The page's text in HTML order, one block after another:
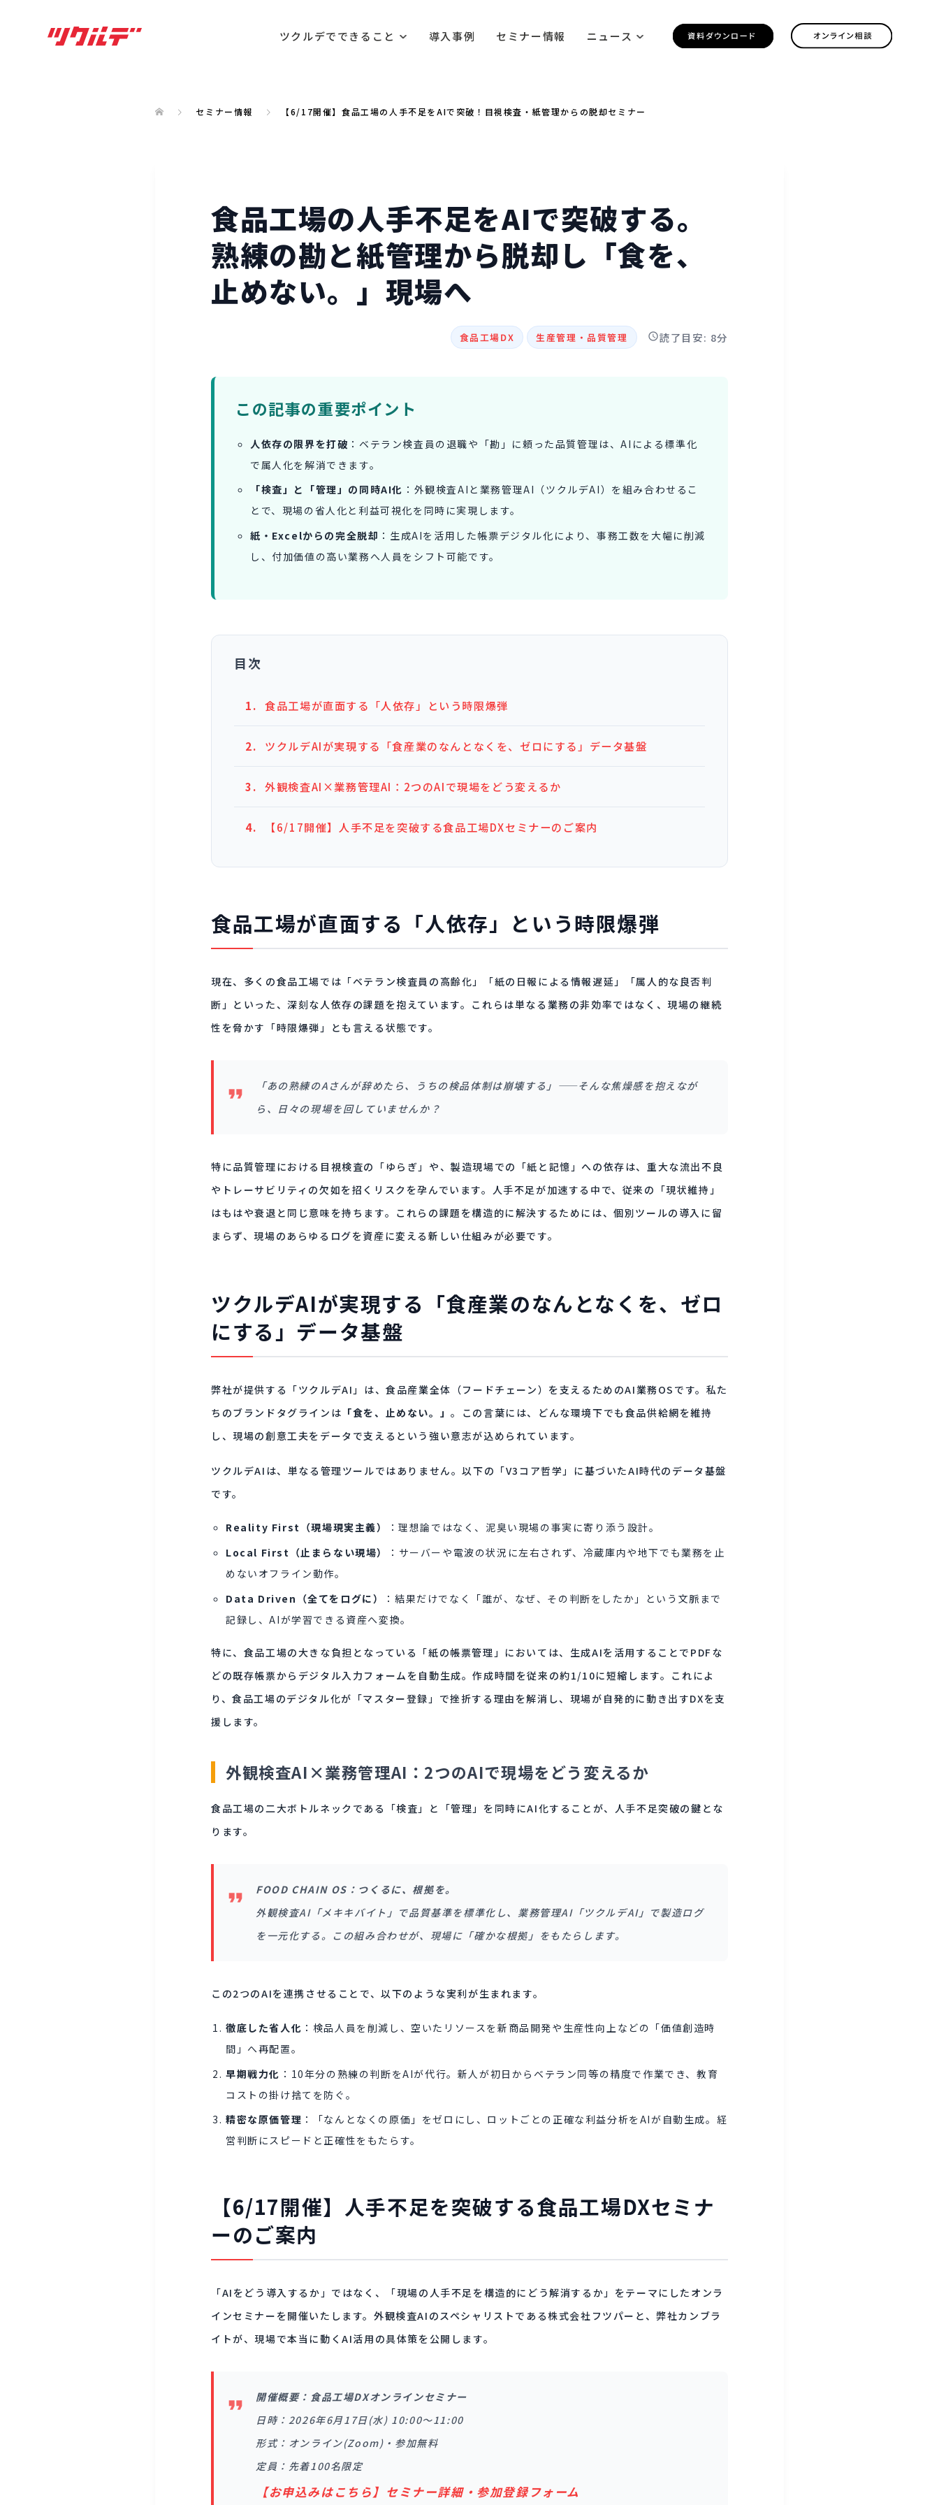
ツクルデでできること 導入事例 セミナー情報 ニュース
セミナー情報 【6/17開催】食品工場の人手不足をAIで突破！目視検査・紙管理からの脱却セミナー
食品工場の人手不足をAIで突破する。
熟練の勘と紙管理から脱却し「食を、
止めない。」現場へ
食品工場DX 生産管理・品質管理 読了目安: 8分
この記事の重要ポイント
人依存の限界を打破 ：ベテラン検査員の退職や「勘」に頼った品質管理は、AIによる標準化
で属人化を解消できます。
「検査」と「管理」の同時AI化 ：外観検査AIと業務管理AI（ツクルデAI）を組み合わせるこ
とで、現場の省人化と利益可視化を同時に実現します。
紙・Excelからの完全脱却 ：生成AIを活用した帳票デジタル化により、事務工数を大幅に削減
し、付加価値の高い業務へ人員をシフト可能です。
目次
食品工場が直面する「人依存」という時限爆弾
ツクルデAIが実現する「食産業のなんとなくを、ゼロにする」データ基盤
外観検査AI×業務管理AI：2つのAIで現場をどう変えるか
【6/17開催】人手不足を突破する食品工場DXセミナーのご案内
食品工場が直面する「人依存」という時限爆弾
現在、多くの食品工場では「ベテラン検査員の高齢化」「紙の日報による情報遅延」「属人的な良否判
断」といった、深刻な人依存の課題を抱えています。これらは単なる業務の非効率ではなく、現場の継続
性を脅かす「時限爆弾」とも言える状態です。
「あの熟練のAさんが辞めたら、うちの検品体制は崩壊する」——そんな焦燥感を抱えなが
ら、日々の現場を回していませんか？
特に品質管理における目視検査の「ゆらぎ」や、製造現場での「紙と記憶」への依存は、重大な流出不良
やトレーサビリティの欠如を招くリスクを孕んでいます。人手不足が加速する中で、従来の「現状維持」
はもはや衰退と同じ意味を持ちます。これらの課題を構造的に解決するためには、個別ツールの導入に留
まらず、現場のあらゆるログを資産に変える新しい仕組みが必要です。
ツクルデAIが実現する「食産業のなんとなくを、ゼロ
にする」データ基盤
弊社が提供する「ツクルデAI」は、食品産業全体（フードチェーン）を支えるためのAI業務OSです。私た
ちのブランドタグラインは 「食を、止めない。」。この言葉には、どんな環境下でも食品供給網を維持
し、現場の創意工夫をデータで支えるという強い意志が込められています。
ツクルデAIは、単なる管理ツールではありません。以下の「V3コア哲学」に基づいたAI時代のデータ基盤
です。
Reality First（現場現実主義）
：理想論ではなく、泥臭い現場の事実に寄り添う設計。
Local First（止まらない現場）
：サーバーや電波の状況に左右されず、冷蔵庫内や地下でも業務を止
めないオフライン動作。
Data Driven（全てをログに）
：結果だけでなく「誰が、なぜ、その判断をしたか」という文脈まで
記録し、AIが学習できる資産へ変換。
特に、食品工場の大きな負担となっている「紙の帳票管理」においては、生成AIを活用することでPDFな
どの既存帳票からデジタル入力フォームを自動生成。作成時間を従来の約1/10に短縮します。これによ
り、食品工場のデジタル化が「マスター登録」で挫折する理由を解消し、現場が自発的に動き出すDXを支
援します。
外観検査AI×業務管理AI：2つのAIで現場をどう変えるか
食品工場の二大ボトルネックである「検査」と「管理」を同時にAI化することが、人手不足突破の鍵とな
ります。
FOOD CHAIN OS：つくるに、根拠を。
外観検査AI「メキキバイト」で品質基準を標準化し、業務管理AI「ツクルデAI」で製造ログ
を一元化する。この組み合わせが、現場に「確かな根拠」をもたらします。
この2つのAIを連携させることで、以下のような実利が生まれます。
徹底した省人化 ：検品人員を削減し、空いたリソースを新商品開発や生産性向上などの「価値創造時
間」へ再配置。
早期戦力化 ：10年分の熟練の判断をAIが代行。新人が初日からベテラン同等の精度で作業でき、教育
コストの掛け捨てを防ぐ。
精密な原価管理 ：「なんとなくの原価」をゼロにし、ロットごとの正確な利益分析をAIが自動生成。経
営判断にスピードと正確性をもたらす。
【6/17開催】人手不足を突破する食品工場DXセミナ
ーのご案内
「AIをどう導入するか」ではなく、「現場の人手不足を構造的にどう解消するか」をテーマにしたオンラ
インセミナーを開催いたします。外観検査AIのスペシャリストである株式会社フツパーと、弊社カンブラ
イトが、現場で本当に動くAI活用の具体策を公開します。
開催概要：食品工場DXオンラインセミナー
日時：2026年6月17日(水) 10:00〜11:00
形式：オンライン(Zoom)・参加無料
定員：先着100名限定
【お申込みはこちら】セミナー詳細・参加登録フォーム